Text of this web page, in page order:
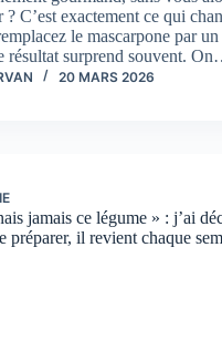
? C’est exactement ce qui
le mascarpone par
résultat surprend souvent.
20 MARS 2026
jamais ce légume » : j’ai
préparer, il revient chaque